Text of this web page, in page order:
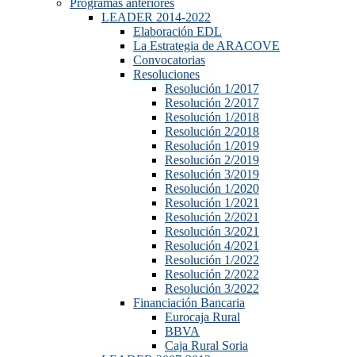
Programas anteriores
LEADER 2014-2022
Elaboración EDL
La Estrategia de ARACOVE
Convocatorias
Resoluciones
Resolución 1/2017
Resolución 2/2017
Resolución 1/2018
Resolución 2/2018
Resolución 1/2019
Resolución 2/2019
Resolución 3/2019
Resolución 1/2020
Resolución 1/2021
Resolución 2/2021
Resolución 3/2021
Resolución 4/2021
Resolución 1/2022
Resolución 2/2022
Resolución 3/2022
Financiación Bancaria
Eurocaja Rural
BBVA
Caja Rural Soria